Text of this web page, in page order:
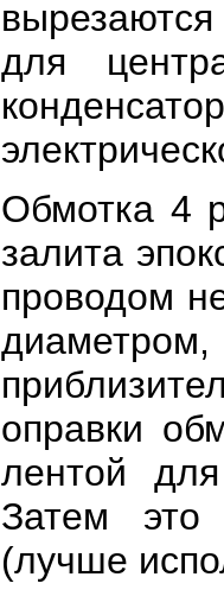
для
Обмотка 4
залита
проводом
оправки
лентой
Затем это
(лучше